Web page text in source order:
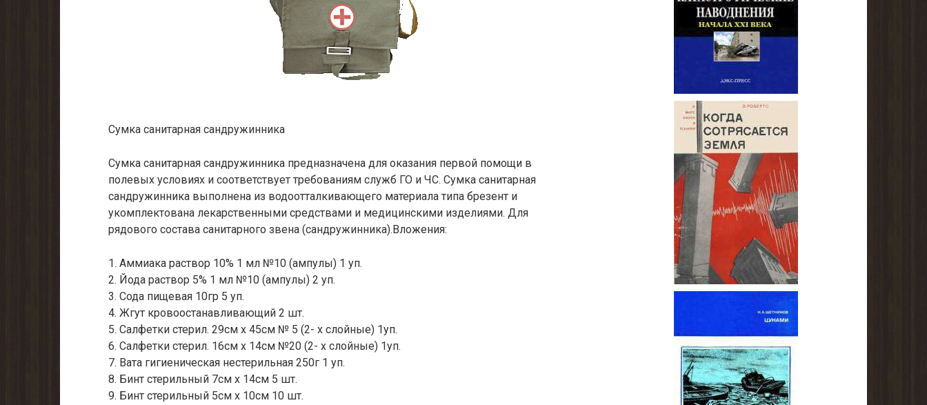
Cумка санитарная сандружинника
Сумка санитарная сандружинника предназначена для оказания первой помощи в
полевых условиях и соответствует требованиям служб ГО и ЧС. Сумка санитарная
сандружинника выполнена из водоотталкивающего материала типа брезент и
укомплектована лекарственными средствами и медицинскими изделиями. Для
рядового состава санитарного звена (сандружинника).Вложения:
1. Аммиака раствор 10% 1 мл №10 (ампулы) 1 уп.
2. Йода раствор 5% 1 мл №10 (ампулы) 2 уп.
3. Сода пищевая 10гр 5 уп.
4. Жгут кровоостанавливающий 2 шт.
5. Салфетки стерил. 29см х 45см № 5 (2- х слойные) 1уп.
6. Салфетки стерил. 16см х 14см №20 (2- х слойные) 1уп.
7. Вата гигиеническая нестерильная 250г 1 уп.
8. Бинт стерильный 7см х 14см 5 шт.
9. Бинт стерильный 5см х 10см 10 шт.